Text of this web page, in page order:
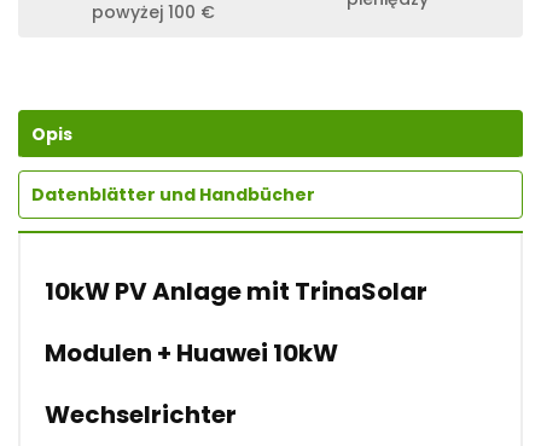
powyżej 100 €
Opis
Datenblätter und Handbücher
10kW PV Anlage mit TrinaSolar
Modulen + Huawei 10kW
Wechselrichter